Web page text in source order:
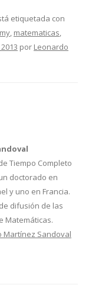
etiquetada con
, matematicas,
por Leonardo
Tiempo Completo
doctorado en
y uno en Francia.
difusión de las
Matemáticas.
Martínez Sandoval